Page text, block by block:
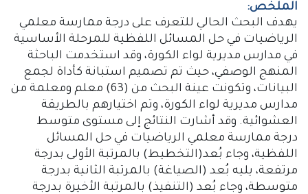
الملخص:
يهدف البحث الحالي للتعرف على درجة ممارسة معلمي
الرياضيات في حل المسائل اللفظية للمرحلة الأساسية
في مدارس مديرية لواء الكورة، وقد استخدمت الباحثة
المنهج الوصفي، حيث تم تصميم استبانة كأداة لجمع
البيانات، وتكونت عينة البحث من (63) معلم ومعلمة من
مدارس مديرية لواء الكورة، وتم اختيارهم بالطريقة
العشوائية. وقد أشارت النتائج إلى مستوى متوسط
درجة ممارسة معلمي الرياضيات في حل المسائل
اللفظية، وجاء بُعد(التخطيط) بالمرتبة الأولى بدرجة
مرتفعة، يليه بُعد (الصياغة) بالمرتبة الثانية بدرجة
متوسطة، وجاء بُعد (التنفيذ) بالمرتبة الأخيرة بدرجة